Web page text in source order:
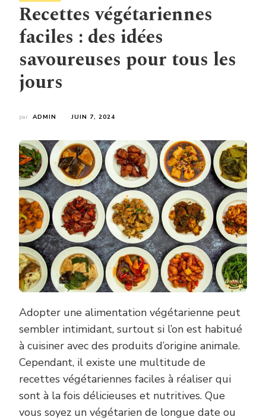
Recettes végétariennes
faciles : des idées
savoureuses pour tous les
jours
par ADMIN JUIN 7, 2024
Adopter une alimentation végétarienne peut
sembler intimidant, surtout si l’on est habitué
à cuisiner avec des produits d’origine animale.
Cependant, il existe une multitude de
recettes végétariennes faciles à réaliser qui
sont à la fois délicieuses et nutritives. Que
vous soyez un végétarien de longue date ou